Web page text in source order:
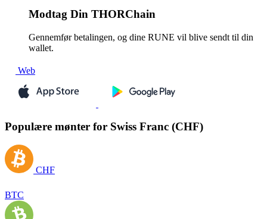
Modtag Din THORChain
Gennemfør betalingen, og dine RUNE vil blive sendt til din
wallet.
Web
Populære mønter for Swiss Franc (CHF)
CHF
BTC